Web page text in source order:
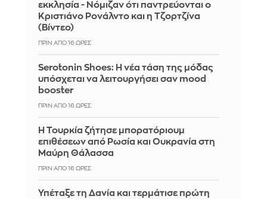
εκκλησία - Νόμιζαν ότι παντρεύονται ο
Κριστιάνο Ρονάλντο και η Τζορτζίνα
(Βίντεο)
ΠΡΙΝ ΑΠΌ 16 ΏΡΕΣ
Serotonin Shoes: Η νέα τάση της μόδας
υπόσχεται να λειτουργήσει σαν mood
booster
ΠΡΙΝ ΑΠΌ 16 ΏΡΕΣ
Η Τουρκία ζήτησε μπορατόριουμ
επιθέσεων από Ρωσία και Ουκρανία στη
Μαύρη Θάλασσα
ΠΡΙΝ ΑΠΌ 16 ΏΡΕΣ
Υπέταξε τη Δανία και τερμάτισε πρώτη